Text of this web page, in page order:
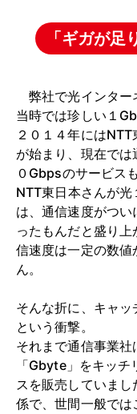
「ギガが
弊社で光インター
当時では珍しい１
２０１４年には
が始まり、現在で
０Gbpsのサービス
NTT東日本さんが
は、通信速度がつ
ったもんだと盛り
信速度は一定の数
ん。
そんな折に、キャッ
という衝撃。
それまで通信事業
「Gbyte」をキッ
スを販売していま
係で、世間一般では